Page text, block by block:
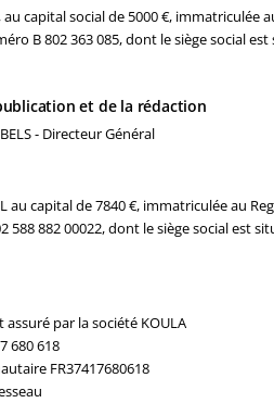
au capital social de 5000 €, immatriculée
B 802 363 085, dont le siège social
et de la rédaction
- Directeur Général
au capital de 7840 €, immatriculée au
588 882 00022, dont le siège social est
par la société KOULA
680 618
FR37417680618